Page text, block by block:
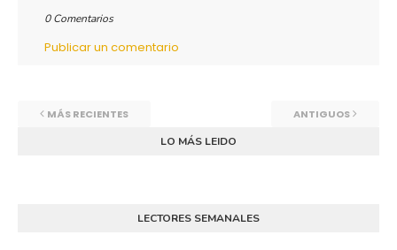
0 Comentarios
Publicar un comentario
MÁS RECIENTES
ANTIGUOS
LO MÁS LEIDO
LECTORES SEMANALES